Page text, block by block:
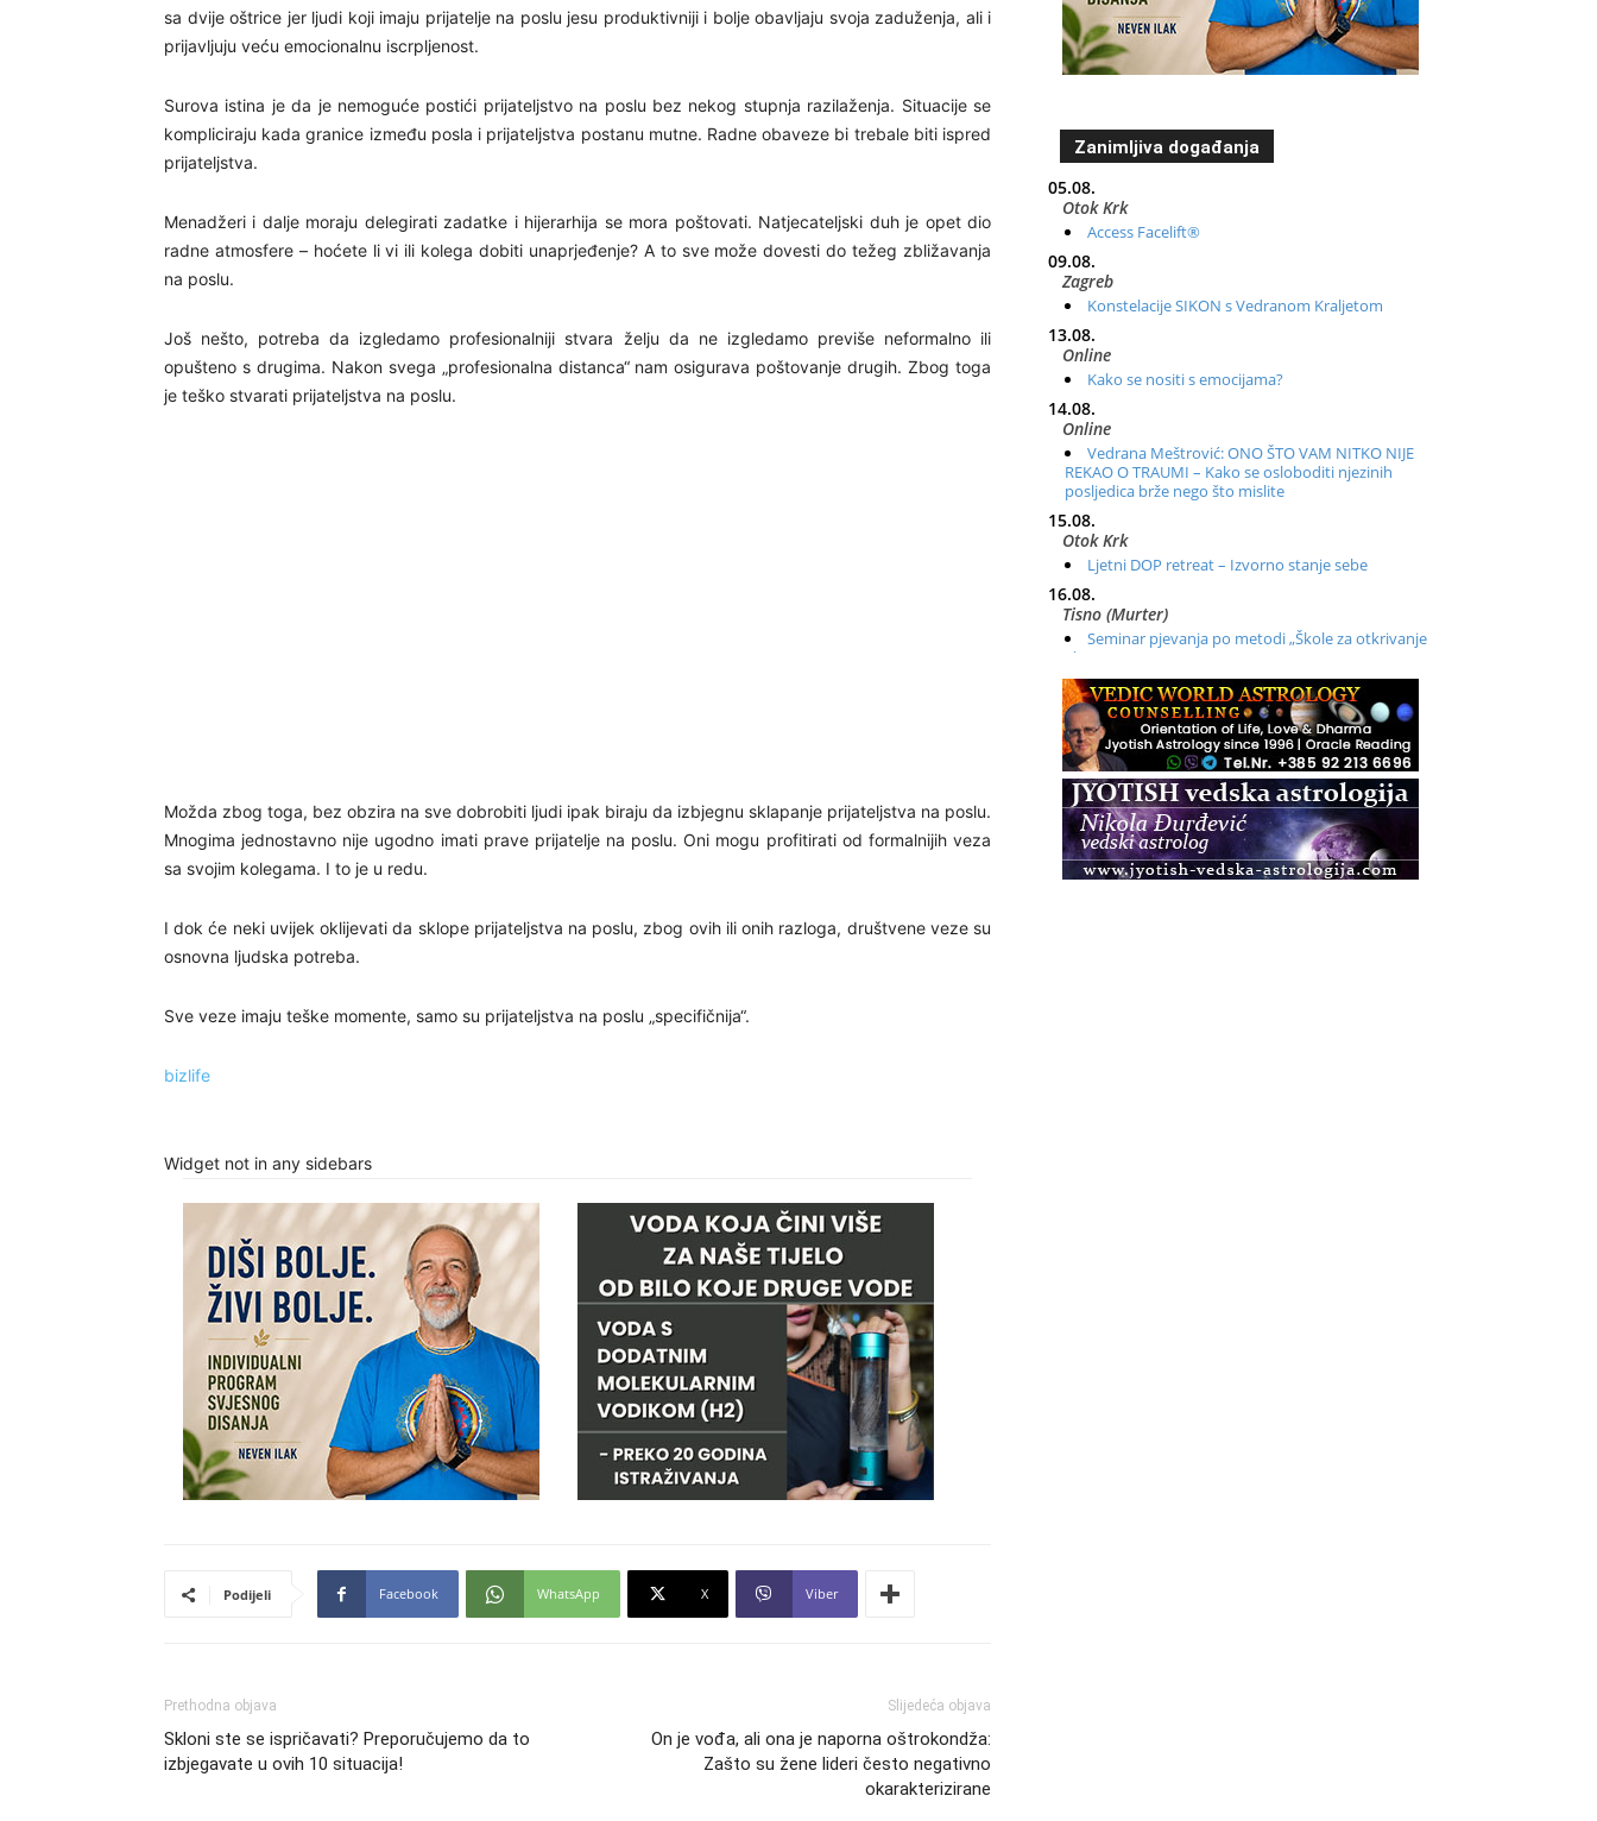
sa dvije oštrice jer ljudi koji imaju prijatelje na poslu jesu produktivniji i bolje obavljaju svoja zaduženja, ali i
prijavljuju veću emocionalnu iscrpljenost.
Surova istina je da je nemoguće postići prijateljstvo na poslu bez nekog stupnja razilaženja. Situacije se
kompliciraju kada granice između posla i prijateljstva postanu mutne. Radne obaveze bi trebale biti ispred
prijateljstva.
Menadžeri i dalje moraju delegirati zadatke i hijerarhija se mora poštovati. Natjecateljski duh je opet dio
radne atmosfere – hoćete li vi ili kolega dobiti unaprjeđenje? A to sve može dovesti do težeg zbližavanja
na poslu.
Još nešto, potreba da izgledamo profesionalniji stvara želju da ne izgledamo previše neformalno ili
opušteno s drugima. Nakon svega „profesionalna distanca“ nam osigurava poštovanje drugih. Zbog toga
je teško stvarati prijateljstva na poslu.
Možda zbog toga, bez obzira na sve dobrobiti ljudi ipak biraju da izbjegnu sklapanje prijateljstva na poslu.
Mnogima jednostavno nije ugodno imati prave prijatelje na poslu. Oni mogu profitirati od formalnijih veza
sa svojim kolegama. I to je u redu.
I dok će neki uvijek oklijevati da sklope prijateljstva na poslu, zbog ovih ili onih razloga, društvene veze su
osnovna ljudska potreba.
Sve veze imaju teške momente, samo su prijateljstva na poslu „specifičnija“.
bizlife
Widget not in any sidebars
Podijeli Facebook WhatsApp X Viber
Prethodna objava
Skloni ste se ispričavati? Preporučujemo da to
izbjegavate u ovih 10 situacija!
Slijedeća objava
On je vođa, ali ona je naporna oštrokondža:
Zašto su žene lideri često negativno
okarakterizirane
Zanimljiva događanja
05.08.
Otok Krk
Access Facelift®
09.08.
Zagreb
Konstelacije SIKON s Vedranom Kraljetom
13.08.
Online
Kako se nositi s emocijama?
14.08.
Online
Vedrana Meštrović: ONO ŠTO VAM NITKO NIJE
REKAO O TRAUMI – Kako se osloboditi njezinih
posljedica brže nego što mislite
15.08.
Otok Krk
Ljetni DOP retreat – Izvorno stanje sebe
16.08.
Tisno (Murter)
Seminar pjevanja po metodi „Škole za otkrivanje
glasa“
20.08.
Online
Radionica: Pomagači iz drugih dimenzija Online –
otvoreno za sve
21.08.
Zagreb+Online
Osnovni ThetaHealing® tečaj, Zagreb i Online
22.08.
Pula